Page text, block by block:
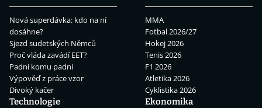
Nová superdávka: kdo na ní
dosáhne?
Sjezd sudetských Němců
Proč vláda zavádí EET?
Padni komu padni
Výpověď z práce vzor
Divoký kačer
MMA
Fotbal 2026/27
Hokej 2026
Tenis 2026
F1 2026
Atletika 2026
Cyklistika 2026
Technologie
Ekonomika